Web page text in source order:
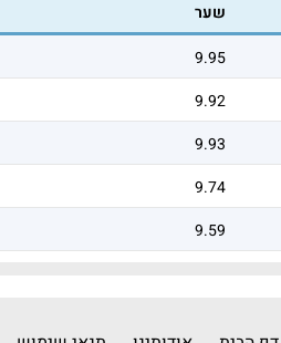
שער
9.95
9.92
9.93
9.74
9.59